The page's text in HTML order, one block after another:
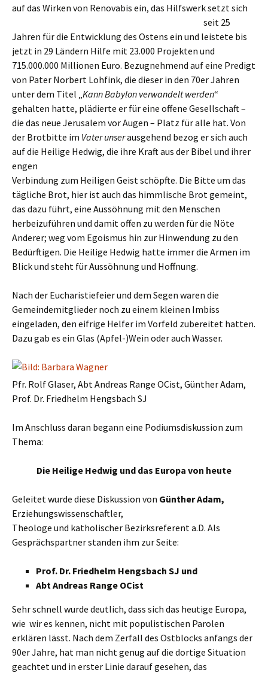
auf das Wirken von Renovabis ein, das Hilfswerk setzt sich
seit 25
Jahren für die Entwicklung des Ostens ein und leistete bis
jetzt in 29 Ländern Hilfe mit 23.000 Projekten und
715.000.000 Millionen Euro. Bezugnehmend auf eine Predigt
von Pater Norbert Lohfink, die dieser in den 70er Jahren
unter dem Titel „Kann Babylon verwandelt werden“
gehalten hatte, plädierte er für eine offene Gesellschaft –
die das neue Jerusalem vor Augen – Platz für alle hat. Von
der Brotbitte im Vater unserausgehend bezog er sich auch
auf die Heilige Hedwig, die ihre Kraft aus der Bibel und ihrer
engen
Verbindung zum Heiligen Geist schöpfte. Die Bitte um das
tägliche Brot, hier ist auch das himmlische Brot gemeint,
das dazu führt, eine Aussöhnung mit den Menschen
herbeizuführen und damit offen zu werden für die Nöte
Anderer; weg vom Egoismus hin zur Hinwendung zu den
Bedürftigen. Die Heilige Hedwig hatte immer die Armen im
Blick und steht für Aussöhnung und Hoffnung.
Nach der Eucharistiefeier und dem Segen waren die
Gemeindemitglieder noch zu einem kleinen Imbiss
eingeladen, den eifrige Helfer im Vorfeld zubereitet hatten.
Dazu gab es ein Glas (Apfel-)Wein oder auch Wasser.
Pfr. Rolf Glaser, Abt Andreas Range OCist, Günther Adam,
Prof. Dr. Friedhelm Hengsbach SJ
Im Anschluss daran begann eine Podiumsdiskussion zum
Thema:
Die Heilige Hedwig und das Europa von heute
Geleitet wurde diese Diskussion von Günther Adam,
Erziehungswissenschaftler,
Theologe und katholischer Bezirksreferent a.D. Als
Gesprächspartner standen ihm zur Seite:
Prof. Dr. Friedhelm Hengsbach SJ und
Abt Andreas Range OCist
Sehr schnell wurde deutlich, dass sich das heutige Europa,
wie wir es kennen, nicht mit populistischen Parolen
erklären lässt. Nach dem Zerfall des Ostblocks anfangs der
90er Jahre, hat man nicht genug auf die dortige Situation
geachtet und in erster Linie daraufgesehen, das